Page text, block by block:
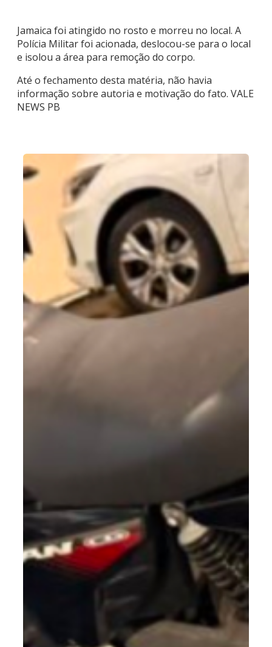
Jamaica foi atingido no rosto e morreu no local. A
Polícia Militar foi acionada, deslocou-se para o local
e isolou a área para remoção do corpo.
Até o fechamento desta matéria, não havia
informação sobre autoria e motivação do fato. VALE
NEWS PB